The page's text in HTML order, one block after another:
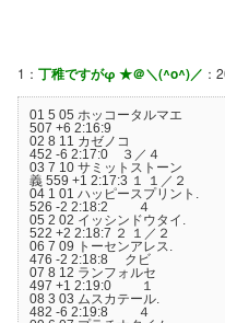
1： 丁稚ですがφ ★＠＼(^o^)／ ：
01 5 05 ホッコータルマエ
507 +6 2:16:9
02 8 11 カゼノコ JRA
452 -6 2:17:0 ３／４
03 7 10 サミットストーン
義 559 +1 2:17:3 １ １／２
04 1 01 ハッピースプリント
526 -2 2:18:2 ４
05 2 02 イッシンドウタイ.
522 +2 2:18:7 ２ １／２
06 7 09 トーセンアレス.
476 -2 2:18:8 クビ
07 8 12 ランフォルセ
497 +1 2:19:0 １
08 3 03 ムスカテール.
482 -6 2:19:8 ４